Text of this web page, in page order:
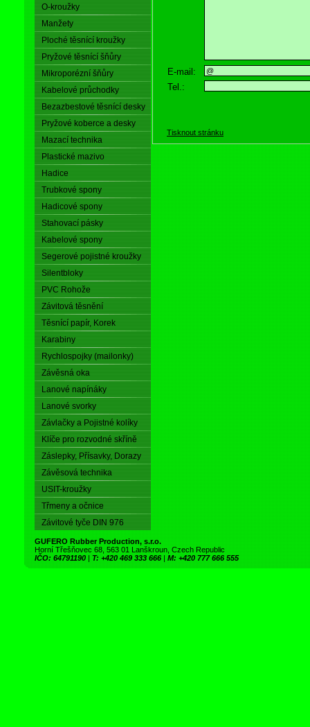
O-kroužky
Manžety
Ploché těsnící kroužky
Pryžové těsnící šňůry
Mikroporézní šňůry
Kabelové průchodky
Bezazbestové těsnící desky
Pryžové koberce a desky
Mazací technika
Plastické mazivo
Hadice
Trubkové spony
Hadicové spony
Stahovací pásky
Kabelové spony
Segerové pojistné kroužky
Silentbloky
PVC Rohože
Závitová těsnění
Těsnící papír, Korek
Karabiny
Rychlospojky (mailonky)
Závěsná oka
Lanové napínáky
Lanové svorky
Závlačky a Pojistné kolíky
Klíče pro rozvodné skříně
Záslepky, Přísavky, Dorazy
Závěsová technika
USIT-kroužky
Třmeny a očnice
Závitové tyče DIN 976
E-mail:
Tel.:
Tisknout stránku
GUFERO Rubber Production, s.r.o.
Horní Třešňovec 68, 563 01 Lanškroun, Czech Republic
IČO: 64791190 | T: +420 469 333 666 | M: +420 777 666 555